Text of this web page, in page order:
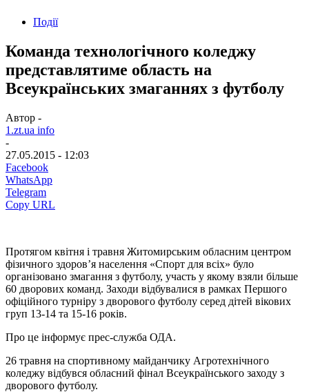
Події
Команда технологічного коледжу
представлятиме область на
Всеукраїнських змаганнях з футболу
Автор -
1.zt.ua info
-
27.05.2015 - 12:03
Facebook
WhatsApp
Telegram
Copy URL
Протягом квітня і травня Житомирським обласним центром
фізичного здоров’я населення «Спорт для всіх» було
організовано змагання з футболу, участь у якому взяли більше
60 дворових команд. Заходи відбувалися в рамках Першого
офіційного турніру з дворового футболу серед дітей вікових
груп 13-14 та 15-16 років.
Про це інформує прес-служба ОДА.
26 травня на спортивному майданчику Агротехнічного
коледжу відбувся обласний фінал Всеукраїнського заходу з
дворового футболу.